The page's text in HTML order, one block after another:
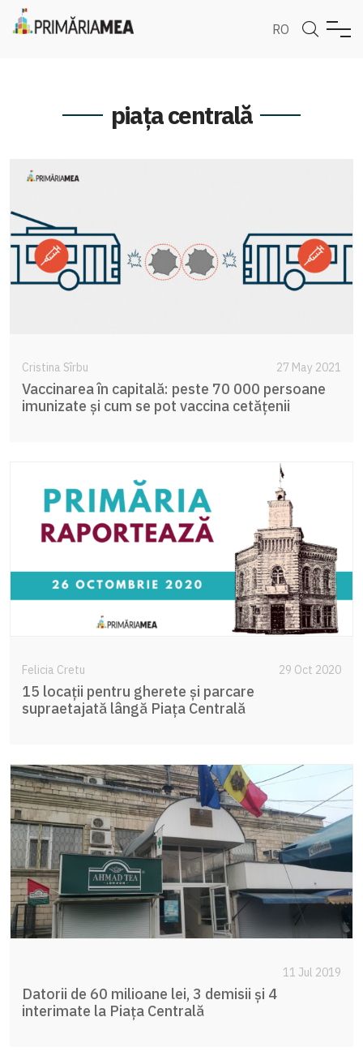
RO
piața centrală
Cristina Sîrbu 27 May 2021
Vaccinarea în capitală: peste 70 000 persoane
imunizate și cum se pot vaccina cetățenii
Felicia Cretu 29 Oct 2020
15 locații pentru gherete și parcare
supraetajată lângă Piața Centrală
11 Jul 2019
Datorii de 60 milioane lei, 3 demisii și 4
interimate la Piața Centrală